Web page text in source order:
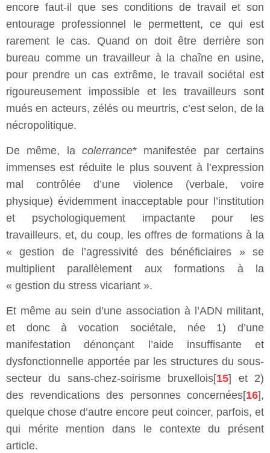
encore faut-il que ses conditions de travail et son
entourage professionnel le permettent, ce qui est
rarement le cas. Quand on doit être derrière son
bureau comme un travailleur à la chaîne en usine,
pour prendre un cas extrême, le travail sociétal est
rigoureusement impossible et les travailleurs sont
mués en acteurs, zélés ou meurtris, c’est selon, de la
nécropolitique.
De même, la colerrance* manifestée par certains
immenses est réduite le plus souvent à l’expression
mal contrôlée d’une violence (verbale, voire
physique) évidemment inacceptable pour l’institution
et psychologiquement impactante pour les
travailleurs, et, du coup, les offres de formations à la
« gestion de l’agressivité des bénéficiaires » se
multiplient parallèlement aux formations à la
« gestion du stress vicariant ».
Et même au sein d’une association à l’ADN militant,
et donc à vocation sociétale, née 1) d’une
manifestation dénonçant l’aide insuffisante et
dysfonctionnelle apportée par les structures du sous-
secteur du sans-chez-soirisme bruxellois[15] et 2)
des revendications des personnes concernées[16],
quelque chose d’autre encore peut coincer, parfois, et
qui mérite mention dans le contexte du présent
article.